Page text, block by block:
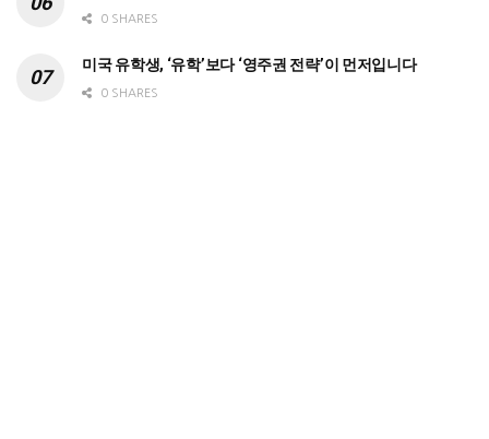
0 SHARES
미국 유학생, ‘유학’보다 ‘영주권 전략’이 먼저입니다
0 SHARES